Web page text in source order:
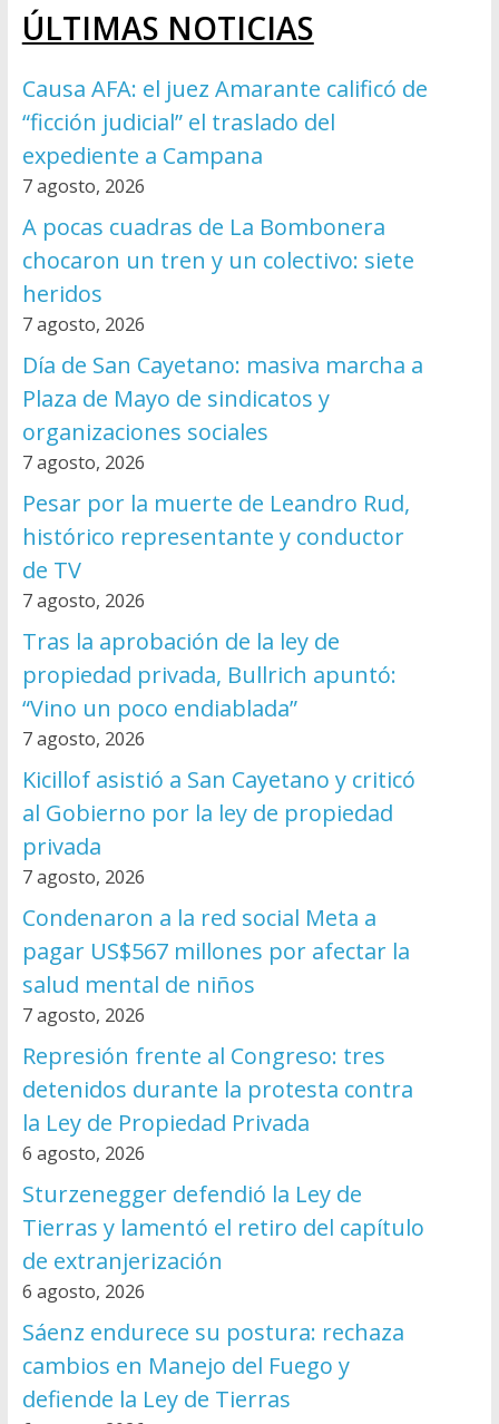
ÚLTIMAS NOTICIAS
Causa AFA: el juez Amarante calificó de
“ficción judicial” el traslado del
expediente a Campana
7 agosto, 2026
A pocas cuadras de La Bombonera
chocaron un tren y un colectivo: siete
heridos
7 agosto, 2026
Día de San Cayetano: masiva marcha a
Plaza de Mayo de sindicatos y
organizaciones sociales
7 agosto, 2026
Pesar por la muerte de Leandro Rud,
histórico representante y conductor
de TV
7 agosto, 2026
Tras la aprobación de la ley de
propiedad privada, Bullrich apuntó:
“Vino un poco endiablada”
7 agosto, 2026
Kicillof asistió a San Cayetano y criticó
al Gobierno por la ley de propiedad
privada
7 agosto, 2026
Condenaron a la red social Meta a
pagar US$567 millones por afectar la
salud mental de niños
7 agosto, 2026
Represión frente al Congreso: tres
detenidos durante la protesta contra
la Ley de Propiedad Privada
6 agosto, 2026
Sturzenegger defendió la Ley de
Tierras y lamentó el retiro del capítulo
de extranjerización
6 agosto, 2026
Sáenz endurece su postura: rechaza
cambios en Manejo del Fuego y
defiende la Ley de Tierras